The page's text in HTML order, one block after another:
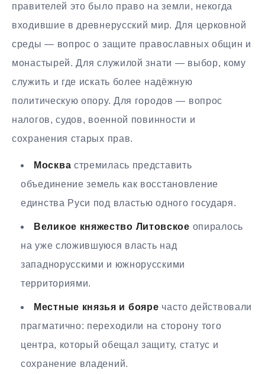
правителей это было право на земли, некогда
входившие в древнерусский мир. Для церковной
среды — вопрос о защите православных общин и
монастырей. Для служилой знати — выбор, кому
служить и где искать более надёжную
политическую опору. Для городов — вопрос
налогов, судов, военной повинности и
сохранения старых прав.
Москва стремилась представить
объединение земель как восстановление
единства Руси под властью одного государя.
Великое княжество Литовское опиралось
на уже сложившуюся власть над
западнорусскими и южнорусскими
территориями.
Местные князья и бояре часто действовали
прагматично: переходили на сторону того
центра, который обещал защиту, статус и
сохранение владений.